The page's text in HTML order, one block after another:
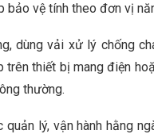
bảo vệ tính theo đơn vị
dùng vải xử lý chống
thiết bị mang điện
thường.
lý, vận hành hằng